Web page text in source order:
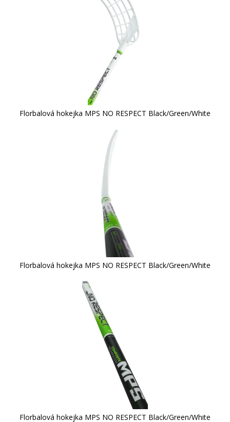
Florbalová hokejka MPS NO RESPECT Black/Green/White
Florbalová hokejka MPS NO RESPECT Black/Green/White
Florbalová hokejka MPS NO RESPECT Black/Green/White